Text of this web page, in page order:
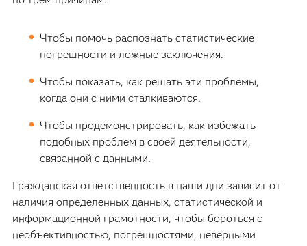
Чтобы помочь распознать статистические
погрешности и ложные заключения.
Чтобы показать, как решать эти проблемы,
когда они с ними сталкиваются.
Чтобы продемонстрировать, как избежать
подобных проблем в своей деятельности,
связанной с данными.
Гражданская ответственность в наши дни зависит от
наличия определенных данных, статистической и
информационной грамотности, чтобы бороться с
необъективностью, погрешностями, неверными